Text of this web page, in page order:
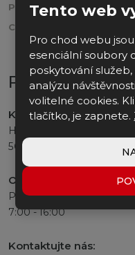
PRODUKTY
CERTIFIKÁTY
Provozovna a
K2 INDUSTRY, s.r.o.
Heřmanice 128
509 01 Nová Paka
Otevírací doba
Po - Pá
7:00 - 16:00
Kontaktujte nás:
Tento web
Pro chod webu
esenciální soubory
poskytování
analýzu
volitelné cookies.
tlačítko, je zapnete.